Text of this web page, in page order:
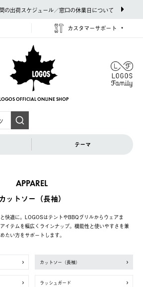
の出荷スケジュール／窓口の休業日について
カスタマーサポート
LOGOS OFFICIAL ONLINE SHOP
テーマ
APPAREL
カットソー（長袖）
快適に。LOGOSはテントやBBQグリルからウェアま
イテムを幅広くラインナップ。機能性と使いやすさを兼
たい方をサポートします。
カットソー（長袖）
ラッシュガード